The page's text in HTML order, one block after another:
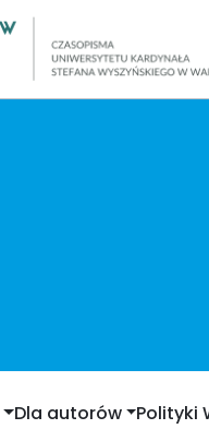
Dla autorów Polityki